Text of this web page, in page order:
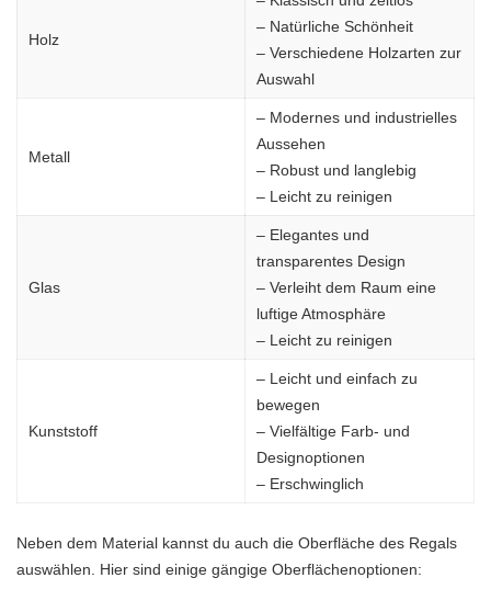
Holz
– Natürliche Schönheit
– Verschiedene Holzarten zur
Auswahl
Metall
– Modernes und industrielles
Aussehen
– Robust und langlebig
– Leicht zu reinigen
Glas
– Elegantes und
transparentes Design
– Verleiht dem Raum eine
luftige Atmosphäre
– Leicht zu reinigen
Kunststoff
– Leicht und einfach zu
bewegen
– Vielfältige Farb- und
Designoptionen
– Erschwinglich
Neben dem Material kannst du auch die Oberfläche des Regals
auswählen. Hier sind einige gängige Oberflächenoptionen: